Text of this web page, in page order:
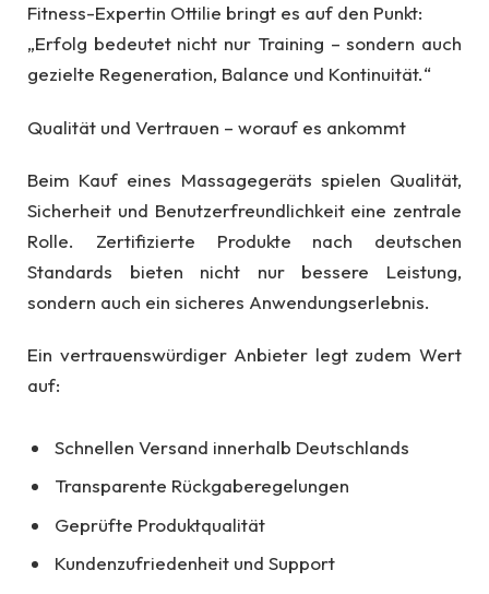
Fitness-Expertin Ottilie bringt es auf den Punkt:
„Erfolg bedeutet nicht nur Training – sondern auch
gezielte Regeneration, Balance und Kontinuität.“
Qualität und Vertrauen – worauf es ankommt
Beim Kauf eines Massagegeräts spielen Qualität,
Sicherheit und Benutzerfreundlichkeit eine zentrale
Rolle. Zertifizierte Produkte nach deutschen
Standards bieten nicht nur bessere Leistung,
sondern auch ein sicheres Anwendungserlebnis.
Ein vertrauenswürdiger Anbieter legt zudem Wert
auf:
Schnellen Versand innerhalb Deutschlands
Transparente Rückgaberegelungen
Geprüfte Produktqualität
Kundenzufriedenheit und Support